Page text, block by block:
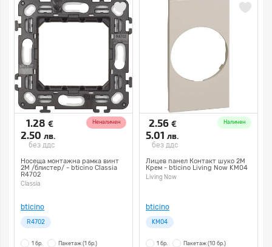
1.28 €
2.50 лв.
без ддс
Неналичен
Носеща монтажна рамка винт
2М /блистер/ - bticino Classia
R4702
Classia
bticino
R4702
1 бр. Пакетаж (1 бр.)
2.56 €
5.01 лв.
без ддс
Наличен
Лицев панел Контакт шуко 2M
Крем - bticino Living Now KM04
Living Now
bticino
KM04
1 бр. Пакетаж (10 бр.)